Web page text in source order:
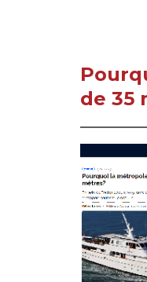
de 35